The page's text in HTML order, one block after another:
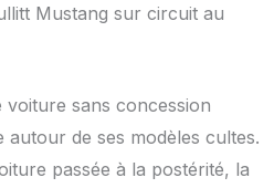
Mustang sur circuit au
sans concession
autour de ses modèles cultes.
passée à la postérité, la